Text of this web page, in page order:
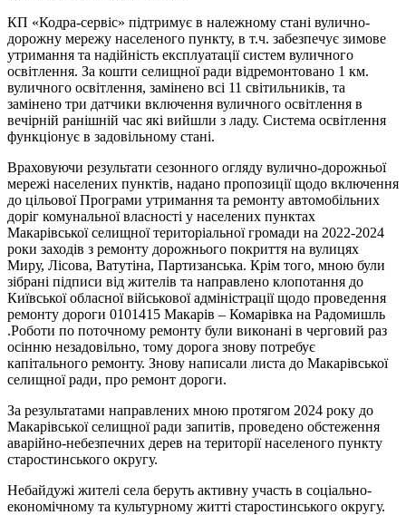
КП «Кодра-сервіс» підтримує в належному стані вулично-
дорожну мережу населеного пункту, в т.ч. забезпечує зимове
утримання та надійність експлуатації систем вуличного
освітлення. За кошти селищної ради відремонтовано 1 км.
вуличного освітлення, замінено всі 11 світильників, та
замінено три датчики включення вуличного освітлення в
вечірній ранішній час які вийшли з ладу. Система освітлення
функціонує в задовільному стані.
Враховуючи результати сезонного огляду вулично-дорожньої
мережі населених пунктів, надано пропозиції щодо включення
до цільової Програми утримання та ремонту автомобільних
доріг комунальної власності у населених пунктах
Макарівської селищної територіальної громади на 2022-2024
роки заходів з ремонту дорожнього покриття на вулицях
Миру, Лісова, Ватутіна, Партизанська. Крім того, мною були
зібрані підписи від жителів та направлено клопотання до
Київської обласної військової адміністрації щодо проведення
ремонту дороги 0101415 Макарів – Комарівка на Радомишль
.Роботи по поточному ремонту були виконані в черговий раз
осінню незадовільно, тому дорога знову потребує
капітального ремонту. Знову написали листа до Макарівської
селищної ради, про ремонт дороги.
За результатами направлених мною протягом 2024 року до
Макарівської селищної ради запитів, проведено обстеження
аварійно-небезпечних дерев на території населеного пункту
старостинського округу.
Небайдужі жителі села беруть активну участь в соціально-
економічному та культурному житті старостинського округу.